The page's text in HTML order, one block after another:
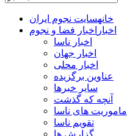
خانهسایت نجوم ایران
اخبار اخبار فضا و نجوم
اخبار ناسا
اخبار جهان
اخبار محلی
عناوین برگزیده
سایر خبرها
آنچه که گذشت
ماموریت های ناسا
تقویم ناسا
گزارش ها